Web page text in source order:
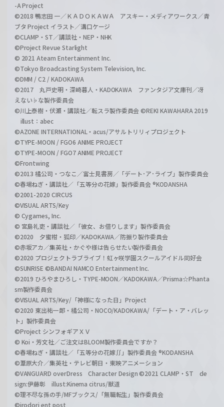
-A Project
©2018 鴨志田 一／ＫＡＤＯＫＡＷＡ アスキー・メディアワークス／青
ブタ Project イラスト／溝口ケージ
©CLAMP・ST／講談社・NEP・NHK
©Project Revue Starlight
© 2021 Ateam Entertainment Inc.
©Tokyo Broadcasting System Television, Inc.
©DMM / C2 / KADOKAWA
©2017 丸戸史明・深崎暮人・KADOKAWA ファンタジア文庫刊／冴
えない♭な製作委員会
©川上泰樹・伏瀬・講談社／転スラ製作委員会 ©REKI KAWAHARA 2019
illust：abec
©AZONE INTERNATIONAL・acus/アサルトリリィプロジェクト
©TYPE-MOON / FGO6 ANIME PROJECT
©TYPE-MOON / FGO7 ANIME PROJECT
©Frontwing
©2013 橘公司・つなこ／富士見書房／「デート･ア･ライブ」製作委員会
©春場ねぎ・講談社／「五等分の花嫁」製作委員会 ®KODANSHA
©2001-2020 CIRCUS
©VISUAL ARTS/Key
© Cygames, Inc.
© 宮島礼吏・講談社／「彼女、お借りします」製作委員会
©2020 夕蜜柑・狐印／KADOKAWA／防振り製作委員会
©赤坂アカ／集英社・かぐや様は告らせたい製作委員会
©2020 プロジェクトラブライブ！虹ヶ咲学園スクールアイドル同好会
©SUNRISE ©BANDAI NAMCO Entertainment Inc.
©2019 ひろやまひろし・TYPE-MOON／KADOKAWA／Prisma☆Phanta
sm製作委員会
©VISUAL ARTS/Key/「神様になった日」Project
©2020 東出祐一郎・橘公司・NOCO/KADOKAWA/「デート・ア・バレッ
ト」製作委員会
©Project シンフォギアＸＶ
© Koi・芳文社／ご注文はBLOOM製作委員会ですか？
©春場ねぎ・講談社／「五等分の花嫁∬」製作委員会 ®KODANSHA
©葦原大介／集英社・テレビ朝日・東映アニメーション
©VANGUARD overDress Character Design ©2021 CLAMP・ST de
sign:伊藤彰 illust:Kinema citrus/獣道
©理不尽な孫の手/MFブックス/「無職転生」製作委員会
©irodori ent post